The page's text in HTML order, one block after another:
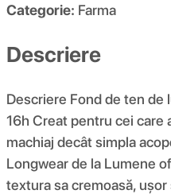
Categorie: Farma
Descriere
Descriere Fond de ten de
16h Creat pentru cei care
machiaj decât simpla
Longwear de la Lumene
textura sa cremoasă,